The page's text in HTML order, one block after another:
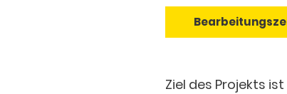
Ziel des Projekts